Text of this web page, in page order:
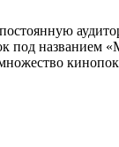
под названием